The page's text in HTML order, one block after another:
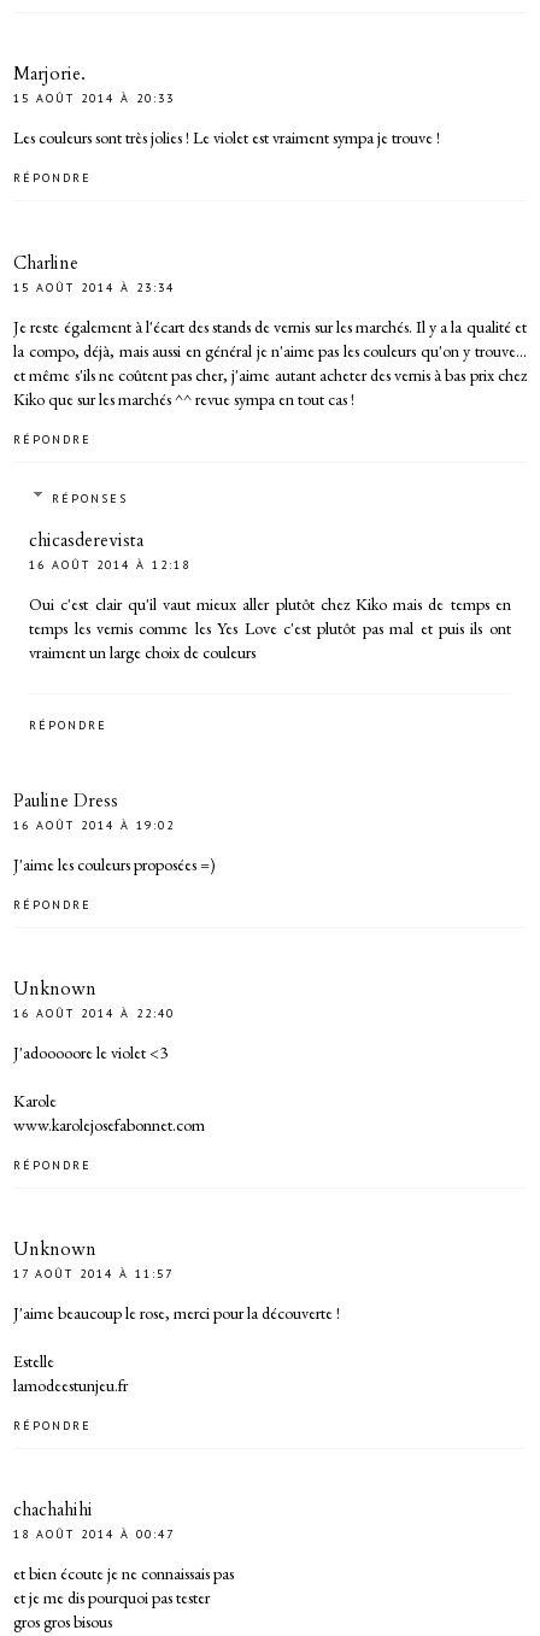
Marjorie.
15 AOÛT 2014 À 20:33
Les couleurs sont très jolies ! Le violet est vraiment sympa je trouve !
RÉPONDRE
Charline
15 AOÛT 2014 À 23:34
Je reste également à l'écart des stands de vernis sur les marchés. Il y a la qualité et
la compo, déjà, mais aussi en général je n'aime pas les couleurs qu'on y trouve...
et même s'ils ne coûtent pas cher, j'aime autant acheter des vernis à bas prix chez
Kiko que sur les marchés ^^ revue sympa en tout cas !
RÉPONDRE
RÉPONSES
chicasderevista
16 AOÛT 2014 À 12:18
Oui c'est clair qu'il vaut mieux aller plutôt chez Kiko mais de temps en
temps les vernis comme les Yes Love c'est plutôt pas mal et puis ils ont
vraiment un large choix de couleurs
RÉPONDRE
Pauline Dress
16 AOÛT 2014 À 19:02
J'aime les couleurs proposées =)
RÉPONDRE
Unknown
16 AOÛT 2014 À 22:40
J'adooooore le violet <3
Karole
www.karolejosefabonnet.com
RÉPONDRE
Unknown
17 AOÛT 2014 À 11:57
J'aime beaucoup le rose, merci pour la découverte !
Estelle
lamodeestunjeu.fr
RÉPONDRE
chachahihi
18 AOÛT 2014 À 00:47
et bien écoute je ne connaissais pas
et je me dis pourquoi pas tester
gros gros bisous